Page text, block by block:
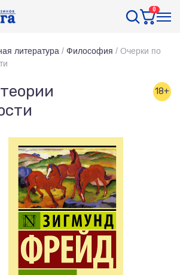
0
литература / Философия / Очерки по
18+